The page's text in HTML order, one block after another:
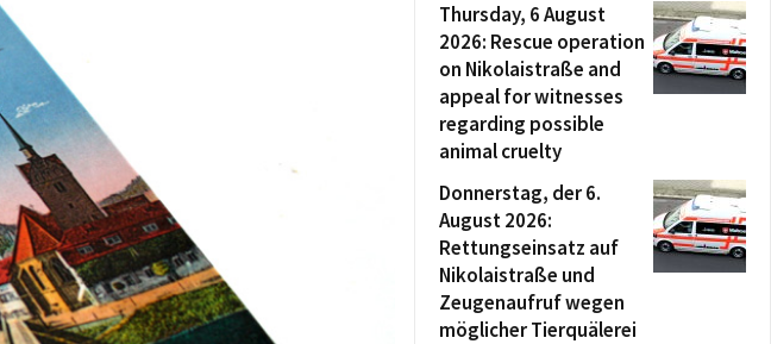
Thursday, 6 August
2026: Rescue operation
on Nikolaistraße and
appeal for witnesses
regarding possible
animal cruelty
Donnerstag, der 6.
August 2026:
Rettungseinsatz auf
Nikolaistraße und
Zeugenaufruf wegen
möglicher Tierquälerei